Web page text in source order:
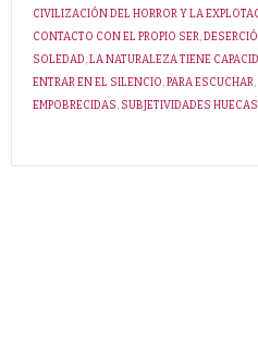
CIVILIZACIÓN DEL HORROR Y LA
CONTACTO CON EL PROPIO SER,
SOLEDAD,LA NATURALEZA TIENE
ENTRAR EN EL SILENCIO,PARA ESCUCHAR,
EMPOBRECIDAS, SUBJETIVIDADES HUECAS